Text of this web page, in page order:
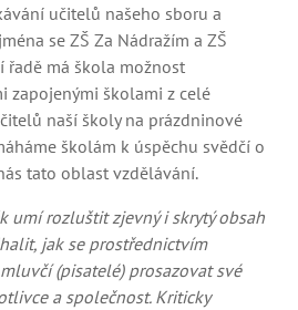
učitelů našeho sboru a
se ZŠ Za Nádražím a ZŠ
řadě má škola možnost
zapojenými školami z celé
naší školy na prázdninové
školám k úspěchu svědčí o
tato oblast vzdělávání.
umí rozluštit zjevný i skrytý obsah
jak se prostřednictvím
(pisatelé) prosazovat své
a společnost. Kriticky